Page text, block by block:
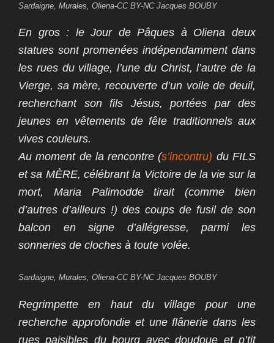
Sardaigne, Murales, Oliena-CC BY-NC Jacques BOUBY
En gros : le Jour de Pâques à Oliena deux
statues sont promenées indépendamment dans
les rues du village, l’une du Christ, l’autre de la
Vierge, sa mère, recouverte d’un voile de deuil,
recherchant son fils Jésus, portées par des
jeunes en vêtements de fête traditionnels aux
vives couleurs.
Au moment de la rencontre (s’incontru) du FILS
et sa MÈRE, célébrant la Victoire de la vie sur la
mort, Maria Palimodde tirait (comme bien
d’autres d’ailleurs !) des coups de fusil de son
balcon en signe d’allégresse, parmi les
sonneries de cloches à toute volée.
Sardaigne, Murales, Oliena-CC BY-NC Jacques BOUBY
Regrimpette en haut du village pour une
recherche approfondie et une flânerie dans les
rues paisibles du bourg avec doudoue et p’tit